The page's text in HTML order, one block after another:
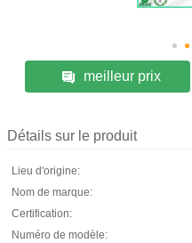
meilleur prix
Détails sur le produit
Lieu d'origine:
Nom de marque:
Certification:
Numéro de modèle: